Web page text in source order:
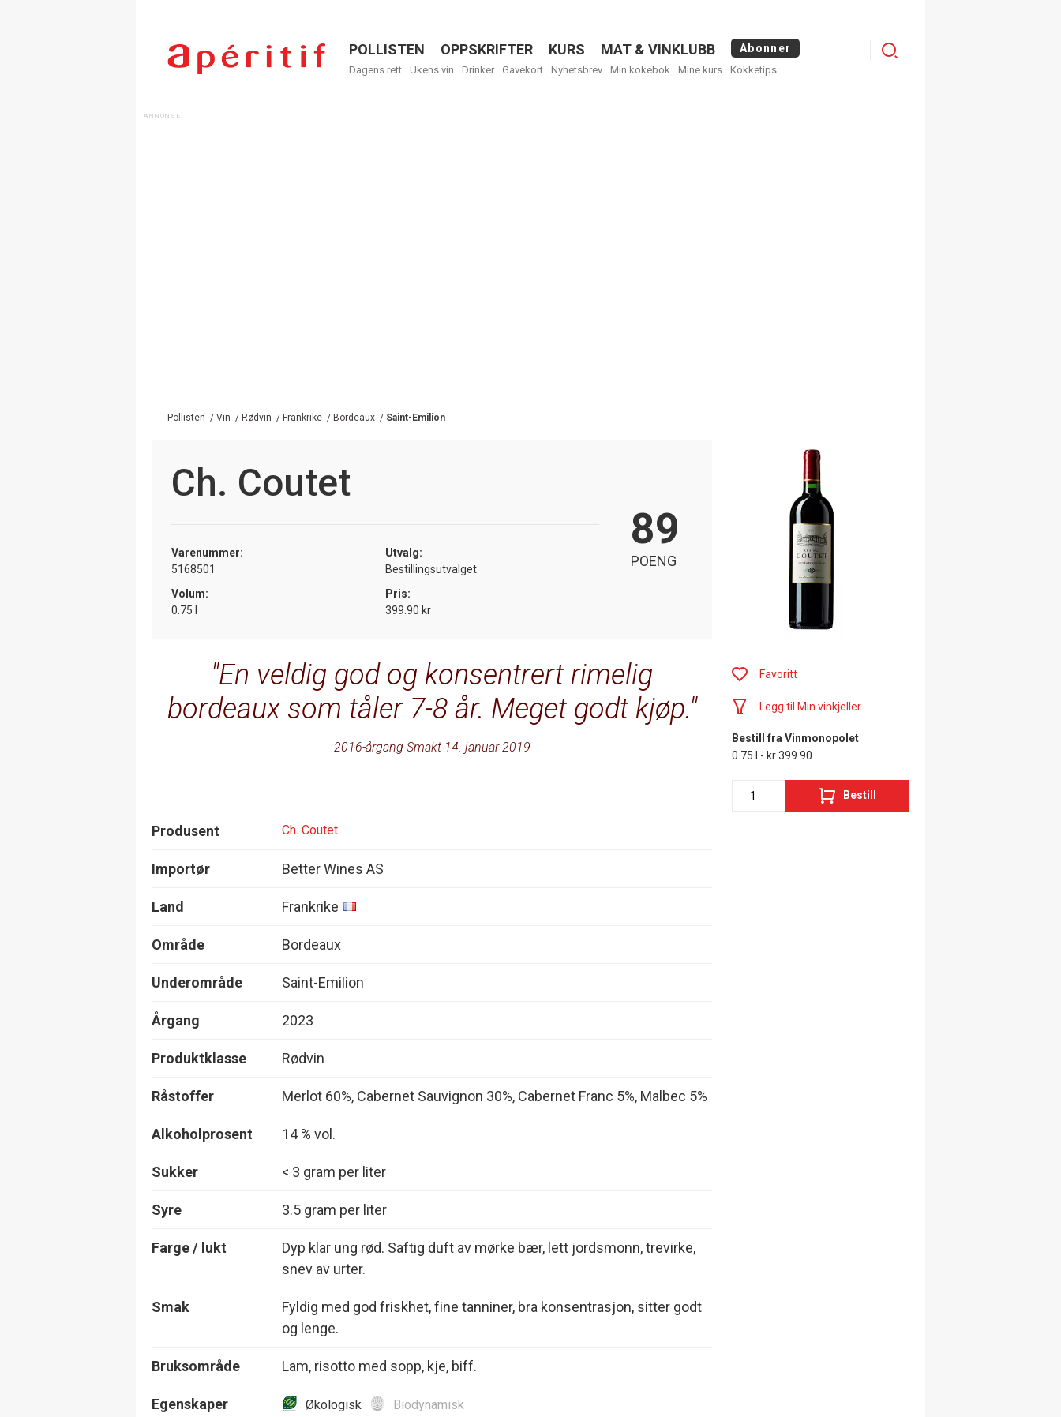
Menu
POLLISTEN OPPSKRIFTER KURS MAT & VINKLUBB Abonner
Dagens rett Ukens vin Drinker Gavekort Nyhetsbrev Min kokebok Mine kurs Kokketips
Menu
Pollisten / Vin / Rødvin / Frankrike / Bordeaux / Saint-Emilion
Ch. Coutet
Varenummer:
5168501
Utvalg:
Bestillingsutvalget
Volum:
0.75 l
Pris:
399.90 kr
89
POENG
En veldig god og konsentrert rimelig
bordeaux som tåler 7-8 år. Meget godt kjøp.
2016-årgang Smakt 14. januar 2019
Produsent Ch. Coutet
Importør Better Wines AS
Land Frankrike
Område Bordeaux
Underområde Saint-Emilion
Årgang 2023
Produktklasse Rødvin
Råstoffer Merlot 60%, Cabernet Sauvignon 30%, Cabernet Franc 5%, Malbec 5%
Alkoholprosent 14 % vol.
Sukker < 3 gram per liter
Syre 3.5 gram per liter
Farge / lukt
Dyp klar ung rød. Saftig duft av mørke bær, lett jordsmonn, trevirke,
snev av urter.
Smak
Fyldig med god friskhet, fine tanniner, bra konsentrasjon, sitter godt
og lenge.
Bruksområde Lam, risotto med sopp, kje, biff.
Egenskaper Økologisk Biodynamisk
Favoritt
Legg til Min vinkjeller
Bestill fra Vinmonopolet
0.75 l - kr 399.90
Bestill